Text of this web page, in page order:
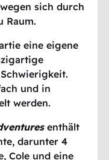
sich durch
Raum.
eine eigene
und in
werden.
enthält
darunter 4
Cole und eine